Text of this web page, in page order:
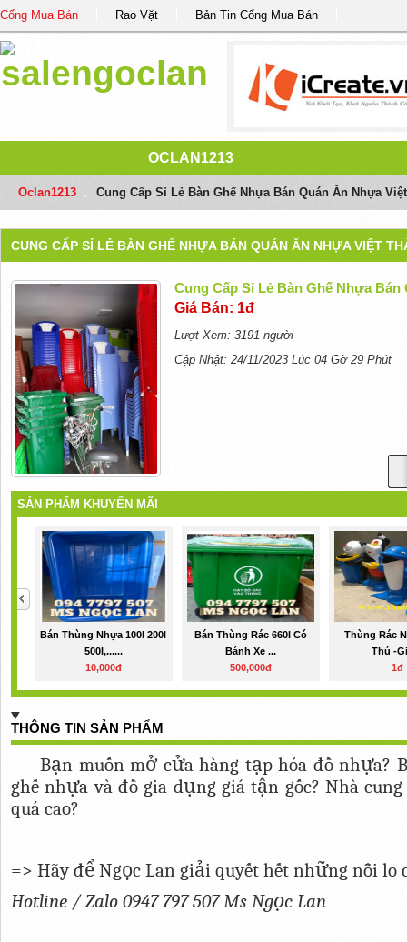
Cổng Mua Bán Rao Vặt Bản Tin Cổng Mua Bán
OCLAN1213
Oclan1213 Cung Cấp Sỉ Lẻ Bàn Ghế Nhựa Bán Quán Ăn Nhựa
CUNG CẤP SỈ LẺ BÀN GHẾ NHỰA BÁN QUÁN ĂN NHỰA VIỆT
Cung Cấp Sỉ Lẻ Bàn Ghế Nhựa
Giá Bán: 1đ
Lượt Xem: 3191 người
Cập Nhật: 24/11/2023 Lúc 04 Gờ 29 Phút
SẢN PHẨM KHUYẾN MÃI
Bán Thùng Nhựa 100l 200l
500l,......
10,000đ
Bán Thùng Rác 660l Có
Bánh Xe ...
500,000đ
Thùng Rác
Thú -
1đ
THÔNG TIN SẢN PHẨM
Bạn muốn mở cửa hàng tạp hóa đồ nhựa?
ghế nhựa và đồ gia dụng giá tận gốc? Nhà
quá cao?
=> Hãy để Ngọc Lan giải quyết hết những nỗi lo
Hotline / Zalo 0947 797 507 Ms Ngọc Lan